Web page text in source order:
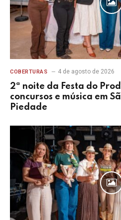
COBERTURAS 4 de agosto de 2026
2ª noite da Festa do
concursos e música em
Piedade